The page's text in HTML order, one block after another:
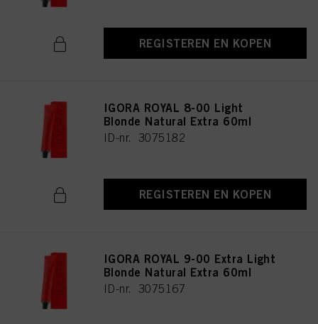
REGISTEREN EN KOPEN
IGORA ROYAL 8-00 Light
Blonde Natural Extra 60ml
ID-nr. 3075182
REGISTEREN EN KOPEN
IGORA ROYAL 9-00 Extra Light
Blonde Natural Extra 60ml
ID-nr. 3075167